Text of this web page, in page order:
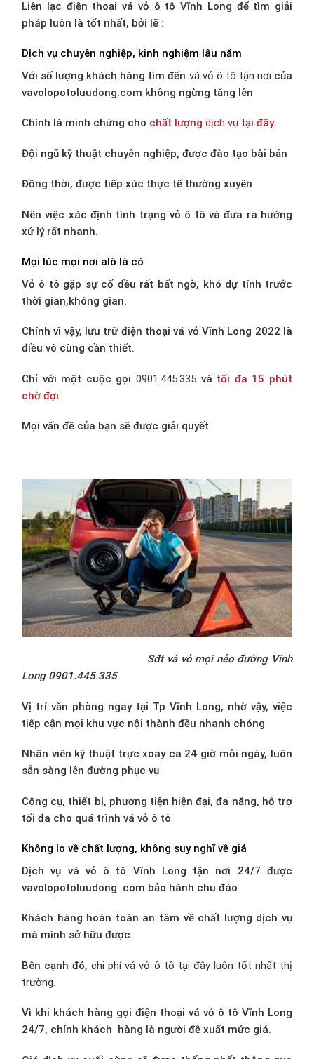
Liên lạc điện thoại vá vỏ ô tô Vĩnh Long để tìm giải
pháp luôn là tốt nhất, bởi lẽ :
Dịch vụ chuyên nghiệp, kinh nghiệm lâu năm
Với số lượng khách hàng tìm đến vá vỏ ô tô tận nơi của
vavolopotoluudong.com không ngừng tăng lên
Chính là minh chứng cho chất lượng dịch vụ tại đây.
Đội ngũ kỹ thuật chuyên nghiệp, được đào tạo bài bản
Đồng thời, được tiếp xúc thực tế thường xuyên
Nên việc xác định tình trạng vỏ ô tô và đưa ra hướng
xử lý rất nhanh.
Mọi lúc mọi nơi alô là có
Vỏ ô tô gặp sự cố đều rất bất ngờ, khó dự tính trước
thời gian,không gian.
Chính vì vậy, lưu trữ điện thoại vá vỏ Vĩnh Long 2022 là
điều vô cùng cần thiết.
Chỉ với một cuộc gọi 0901.445.335 và tối đa 15 phút
chờ đợi
Mọi vấn đề của bạn sẽ được giải quyết.
Sđt vá vỏ mọi nẻo đường Vĩnh
Long 0901.445.335
Vị trí văn phòng ngay tại Tp Vĩnh Long, nhờ vậy, việc
tiếp cận mọi khu vực nội thành đều nhanh chóng
Nhân viên kỹ thuật trực xoay ca 24 giờ mỗi ngày, luôn
sẵn sàng lên đường phục vụ
Công cụ, thiết bị, phương tiện hiện đại, đa năng, hỗ trợ
tối đa cho quá trình vá vỏ ô tô
Không lo về chất lượng, không suy nghĩ về giá
Dịch vụ vá vỏ ô tô Vĩnh Long tận nơi 24/7 được
vavolopotoluudong .com bảo hành chu đáo
Khách hàng hoàn toàn an tâm về chất lượng dịch vụ
mà mình sở hữu được.
Bên cạnh đó,chi phí vá vỏ ô tô tại đây luôn tốt nhất thị
trường.
Vì khi khách hàng gọi điện thoại vá vỏ ô tô Vĩnh Long
24/7, chính khách hàng là người đề xuất mức giá.